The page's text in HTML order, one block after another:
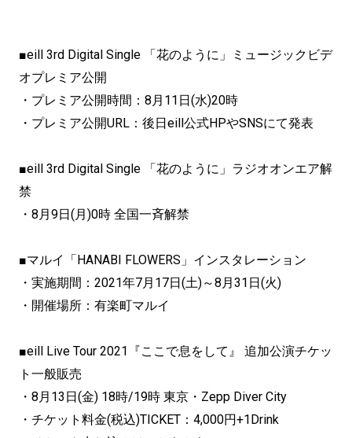
■eill 3rd Digital Single 「花のように」ミュージックビデ
オプレミア公開
・プレミア公開時間：8月11日(水)20時
・プレミア公開URL：後日eill公式HPやSNSにて発表
■eill 3rd Digital Single 「花のように」ラジオオンエア解
禁
・8月9日(月)0時 全国一斉解禁
■マルイ「HANABI FLOWERS」インスタレーション
・実施期間：2021年7月17日(土)～8月31日(火)
・開催場所：有楽町マルイ
■eill Live Tour 2021『ここで息をして』 追加公演チケッ
ト一般販売
・8月13日(金) 18時/19時 東京・Zepp Diver City
・チケット料金(税込)TICKET：4,000円+1Drink